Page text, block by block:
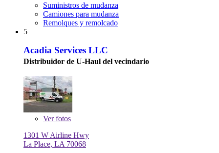
Suministros de mudanza
Camiones para mudanza
Remolques y remolcado
5
Acadia Services LLC
Distribuidor de U-Haul del vecindario
Verfotos
1301 W Airline Hwy
La Place, LA 70068